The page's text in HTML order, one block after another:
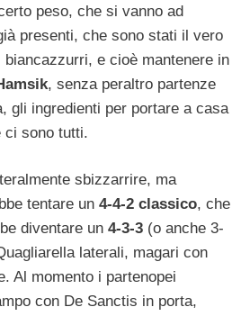
peso, che si vanno ad
presenti, che sono stati il vero
e cioè mantenere in
, senza peraltro partenze
gli ingredienti per portare a casa
ci sono tutti.
sbizzarrire, ma
tentare un 4-4-2 classico, che
diventare un 4-3-3 (o anche 3-
laterali, magari con
Al momento i partenopei
con De Sanctis in porta,